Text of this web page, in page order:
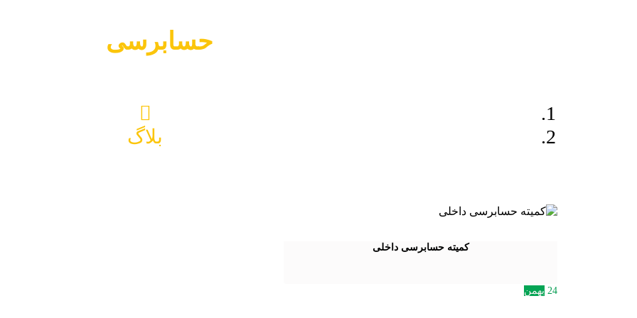
حسابرسی
بلاگ
کمیته حسابرسی داخلی
24 بهمن